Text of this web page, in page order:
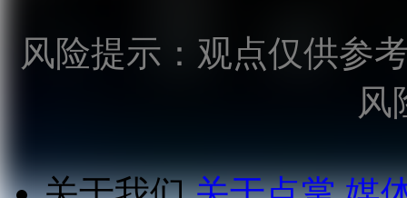
风险提示：观点仅供参
风